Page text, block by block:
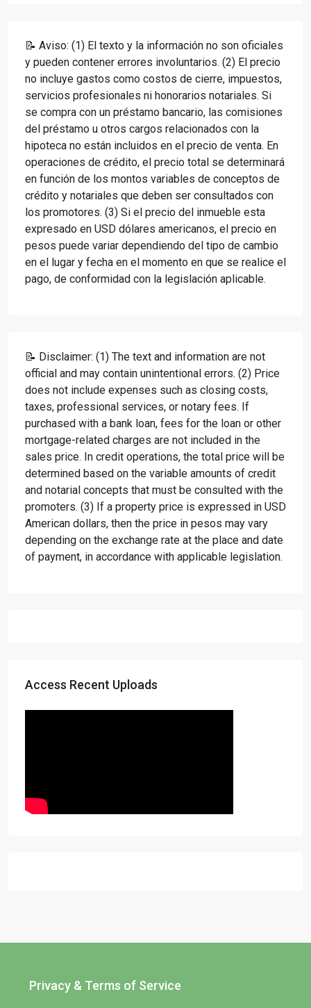
📝 Aviso: (1) El texto y la información no son oficiales
y pueden contener errores involuntarios. (2) El precio
no incluye gastos como costos de cierre, impuestos,
servicios profesionales ni honorarios notariales. Si
se compra con un préstamo bancario, las comisiones
del préstamo u otros cargos relacionados con la
hipoteca no están incluidos en el precio de venta. En
operaciones de crédito, el precio total se determinará
en función de los montos variables de conceptos de
crédito y notariales que deben ser consultados con
los promotores. (3) Si el precio del inmueble esta
expresado en USD dólares americanos, el precio en
pesos puede variar dependiendo del tipo de cambio
en el lugar y fecha en el momento en que se realice el
pago, de conformidad con la legislación aplicable.
📝 Disclaimer: (1) The text and information are not
official and may contain unintentional errors. (2) Price
does not include expenses such as closing costs,
taxes, professional services, or notary fees. If
purchased with a bank loan, fees for the loan or other
mortgage-related charges are not included in the
sales price. In credit operations, the total price will be
determined based on the variable amounts of credit
and notarial concepts that must be consulted with the
promoters. (3) If a property price is expressed in USD
American dollars, then the price in pesos may vary
depending on the exchange rate at the place and date
of payment, in accordance with applicable legislation.
Access Recent Uploads
Privacy & Terms of Service